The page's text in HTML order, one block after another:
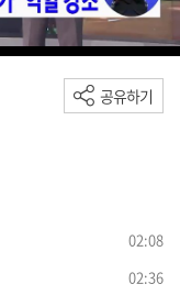
공유하기
02:08
02:36